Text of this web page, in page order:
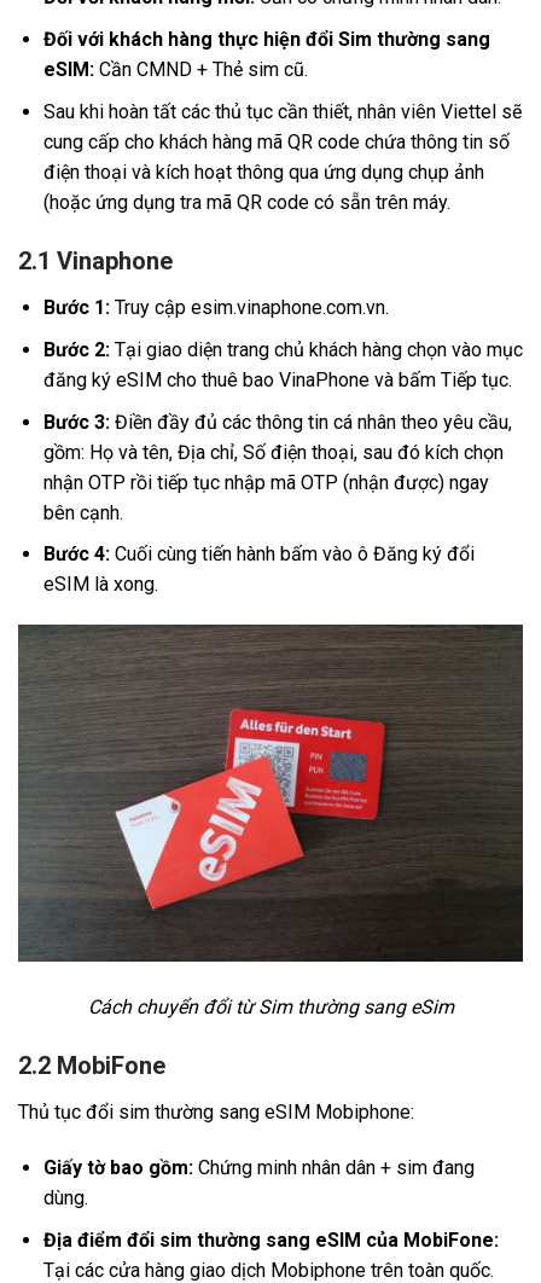
Đối với khách hàng thực hiện đổi Sim thường sang
eSIM:Cần CMND + Thẻ sim cũ.
Sau khi hoàn tất các thủ tục cần thiết, nhân viên Viettel sẽ
cung cấp cho khách hàng mã QR code chứa thông tin số
điện thoại và kích hoạt thông qua ứng dụng chụp ảnh
(hoặc ứng dụng tra mã QR code có sẵn trên máy.
2.1 Vinaphone
Bước 1:Truy cập esim.vinaphone.com.vn.
Bước 2:Tại giao diện trang chủ khách hàng chọn vào mục
đăng ký eSIM cho thuê bao VinaPhone và bấm Tiếp tục.
Bước 3:Điền đầy đủ các thông tin cá nhân theo yêu cầu,
gồm: Họ và tên, Địa chỉ, Số điện thoại, sau đó kích chọn
nhận OTP rồi tiếp tục nhập mã OTP (nhận được) ngay
bên cạnh.
Bước 4:Cuối cùng tiến hành bấm vào ô Đăng ký đổi
eSIM là xong.
Cách chuyển đổi từ Sim thường sang eSim
2.2 MobiFone
Thủ tục đổi sim thường sang eSIM Mobiphone:
Giấy tờ bao gồm:Chứng minh nhân dân + sim đang
dùng.
Địa điểm đổi sim thường sang eSIM của MobiFone:
Tại các cửa hàng giao dịch Mobiphone trên toàn quốc.